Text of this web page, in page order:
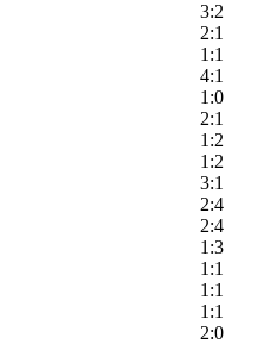
3:2
2:1
1:1
4:1
1:0
2:1
1:2
1:2
3:1
2:4
2:4
1:3
1:1
1:1
1:1
2:0